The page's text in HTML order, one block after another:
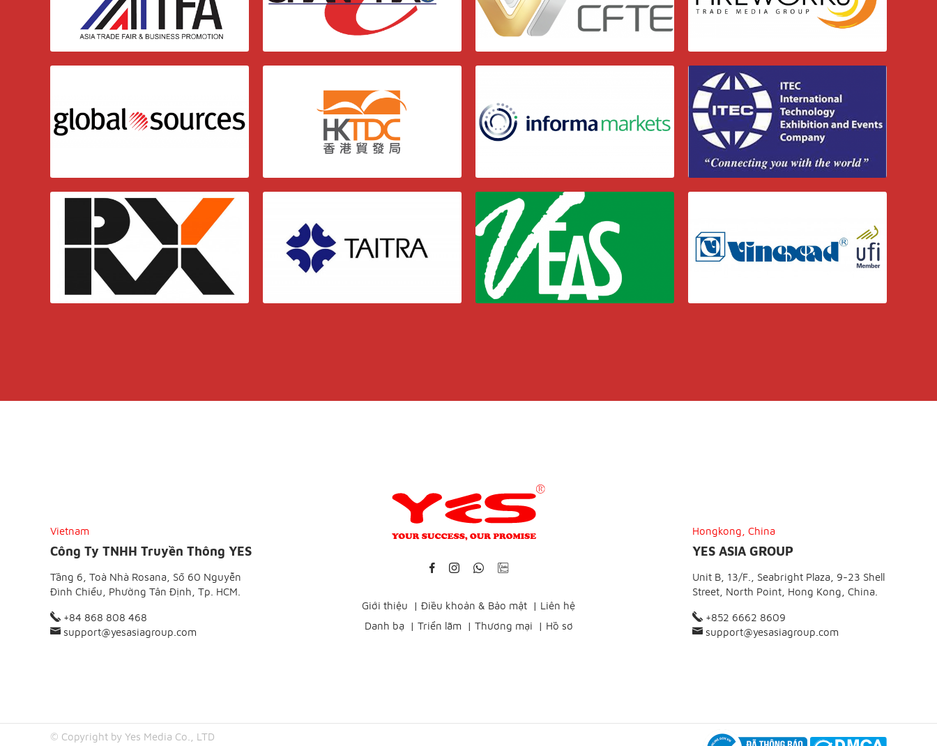
Vietnam
Công Ty TNHH Truyền Thông YES
Tầng 6, Toà Nhà Rosana, Số 60 Nguyễn
Đình Chiểu, Phường Tân Định, Tp. HCM.
+84 868 808 468
support@yesasiagroup.com
Giới thiệu | Điều khoản & Bảo mật | Liên hệ
Danh bạ
| Triển lãm | Thương mại | Hồ sơ
Hongkong, China
YES ASIA GROUP
Unit B, 13/F., Seabright Plaza, 9-23 Shell
Street, North Point, Hong Kong, China.
+852 6662 8609
support@yesasiagroup.com
© Copyright by Yes Media Co., LTD